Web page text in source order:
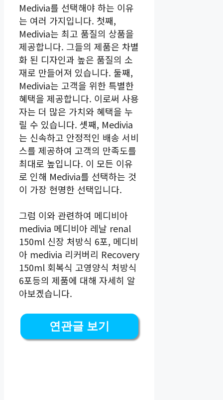
Medivia를 선택해야 하는 이유
는 여러 가지입니다. 첫째,
Medivia는 최고 품질의 상품을
제공합니다. 그들의 제품은 차별
화 된 디자인과 높은 품질의 소
재로 만들어져 있습니다. 둘째,
Medivia는 고객을 위한 특별한
혜택을 제공합니다. 이로써 사용
자는 더 많은 가치와 혜택을 누
릴 수 있습니다. 셋째, Medivia
는 신속하고 안정적인 배송 서비
스를 제공하여 고객의 만족도를
최대로 높입니다. 이 모든 이유
로 인해 Medivia를 선택하는 것
이 가장 현명한 선택입니다.
그럼 이와 관련하여 메디비아
medivia 메디비아 레날 renal
150ml 신장 처방식 6포, 메디비
아 medivia 리커버리 Recovery
150ml 회복식 고영양식 처방식
6포등의 제품에 대해 자세히 알
아보겠습니다.
연관글 보기